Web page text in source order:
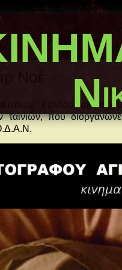
Νοέ
Γάλλου
ταινιών, που